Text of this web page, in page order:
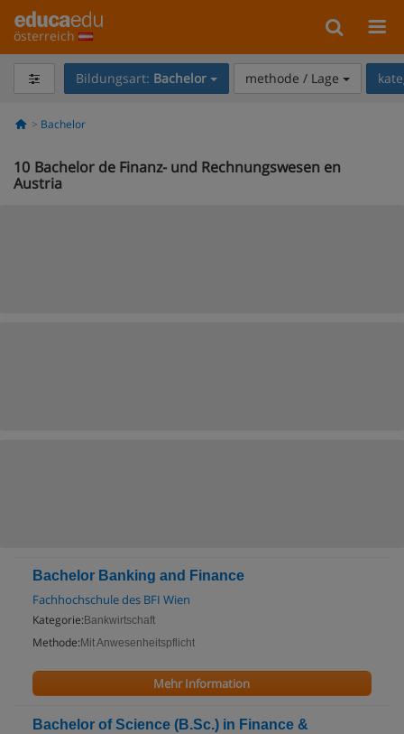
österreich
Bildungsart: Bachelor methode / Lage
Bachelor
10 Bachelor de Finanz- und Rechnungswesen en
Austria
Bachelor Banking and Finance
Fachhochschule des BFI Wien
Kategorie: Bankwirtschaft
Methode: Mit Anwesenheitspflicht
Mehr Information
Bachelor of Science (B.Sc.) in Finance &